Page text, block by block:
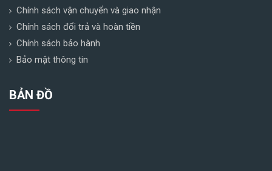
Chính sách vận chuyển và giao nhận
Chính sách đổi trả và hoàn tiền
Chính sách bảo hành
Bảo mật thông tin
BẢN ĐỒ